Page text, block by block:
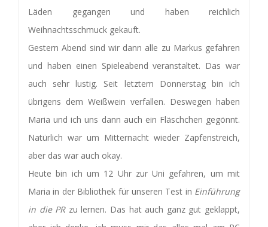
Läden gegangen und haben reichlich
Weihnachtsschmuck gekauft.
Gestern Abend sind wir dann alle zu Markus gefahren
und haben einen Spieleabend veranstaltet. Das war
auch sehr lustig. Seit letztem Donnerstag bin ich
übrigens dem Weißwein verfallen. Deswegen haben
Maria und ich uns dann auch ein Fläschchen gegönnt.
Natürlich war um Mitternacht wieder Zapfenstreich,
aber das war auch okay.
Heute bin ich um 12 Uhr zur Uni gefahren, um mit
Maria in der Bibliothek für unseren Test in Einführung
in die PRzu lernen. Das hat auch ganz gut geklappt,